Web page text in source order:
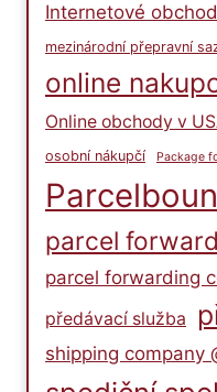
Internetové
mezinárodní přepravní
online
Online obchody v
osobní nákupčí Package
parcel
parcel forwarding
předávací služba
shipping company